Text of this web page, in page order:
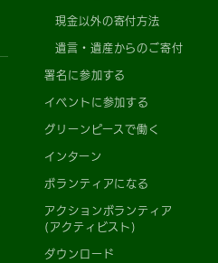
現金以外の寄付方法
遺言・遺産からのご寄付
署名に参加する
イベントに参加する
グリーンピースで働く
インターン
ボランティアになる
アクションボランティア
(アクティビスト)
ダウンロード